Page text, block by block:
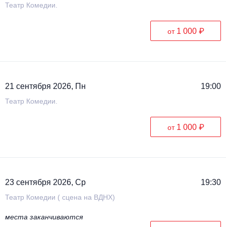
Театр Комедии.
от 1 000 ₽
21 сентября 2026, Пн 19:00
Театр Комедии.
от 1 000 ₽
23 сентября 2026, Ср 19:30
Театр Комедии ( сцена на ВДНХ)
места заканчиваются